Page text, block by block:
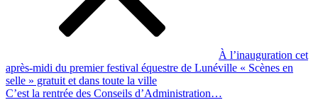
À l’inauguration cet
après-midi du premier festival équestre de Lunéville « Scènes en
selle » gratuit et dans toute la ville
C’est la rentrée des Conseils d’Administration…